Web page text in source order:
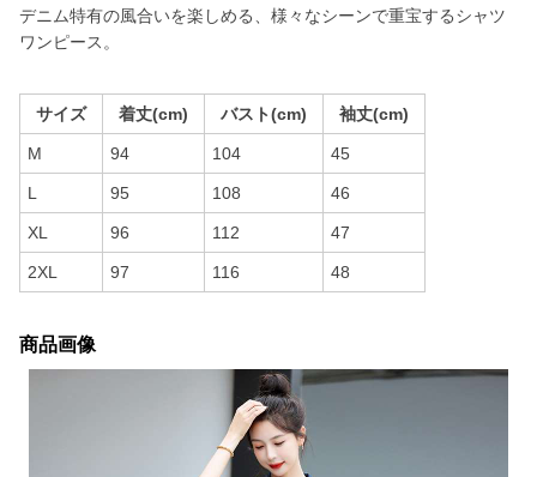
デニム特有の風合いを楽しめる、様々なシーンで重宝するシャツ
ワンピース。
サイズ 着丈(cm) バスト(cm) 袖丈(cm)
M 94 104 45
L 95 108 46
XL 96 112 47
2XL 97 116 48
商品画像